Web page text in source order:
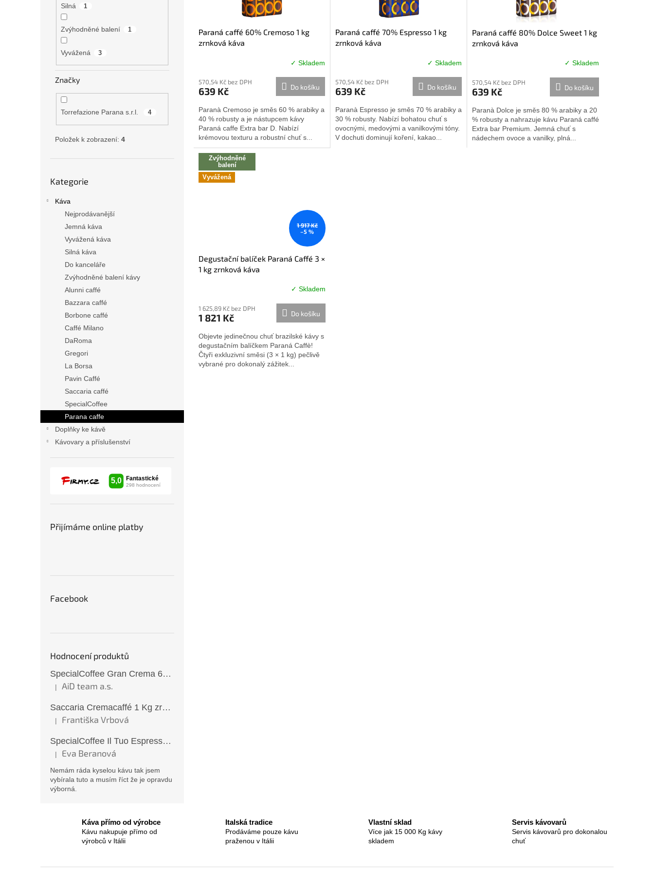
Silná 1
Zvýhodněné balení 1
Vyvážená 3
Značky
Torrefazione Parana s.r.l. 4
Položek k zobrazení: 4
kategorie
Kategorie
Káva
Nejprodávanější
Jemná káva
Vyvážená káva
Silná káva
Do kanceláře
Zvýhodněné balení kávy
Alunni caffé
Bazzara caffé
Borbone caffé
Caffé Milano
DaRoma
Gregori
La Borsa
Pavin Caffé
Saccaria caffé
SpecialCoffee
Parana caffe
Doplňky ke kávě
Kávovary a příslušenství
Přijímáme online platby
Facebook
Hodnocení produktů
SpecialCoffee Gran Crema 6x1 Kg zrnková káva
Hodnocení produktu je 5 z 5 hvězdiček.
| AiD team a.s.
Saccaria Cremacaffé 1 Kg zrnková káva
Hodnocení produktu je 5 z 5 hvězdiček.
| Františka Vrbová
SpecialCoffee Il Tuo Espresso 1 Kg zrnková káva
Hodnocení produktu je 5 z 5 hvězdiček.
| Eva Beranová
Nemám ráda kyselou kávu tak jsem
vybírala tuto a musím říct že je opravdu
výborná.
Paraná caffé 60% Cremoso 1 kg
zrnková káva
✓ Skladem
570,54 Kč bez DPH
639 Kč Do košíku
Paranà Cremoso je směs 60 % arabiky a
40 % robusty a je nástupcem kávy
Paraná caffe Extra bar D. Nabízí
krémovou texturu a robustní chuť s...
Paraná caffé 70% Espresso 1 kg
zrnková káva
produktu
je
z
5
hvězdiček.
✓ Skladem
570,54 Kč bez DPH
639 Kč Do košíku
Paranà Espresso je směs 70 % arabiky a
30 % robusty. Nabízí bohatou chuť s
ovocnými, medovými a vanilkovými tóny.
V dochuti dominují koření, kakao...
Paraná caffé 80% Dolce Sweet 1 kg
zrnková káva
✓ Skladem
570,54 Kč bez DPH
639 Kč Do košíku
Paranà Dolce je směs 80 % arabiky a 20
% robusty a nahrazuje kávu Paraná caffé
Extra bar Premium. Jemná chuť s
nádechem ovoce a vanilky, plná...
Zvýhodněné
balení
Vyvážená
1 917 Kč
–5 %
Degustační balíček Paraná Caffé 3 ×
1 kg zrnková káva
✓ Skladem
1 625,89 Kč bez DPH
1 821 Kč Do košíku
Objevte jedinečnou chuť brazilské kávy s
degustačním balíčkem Paraná Caffè!
Čtyři exkluzivní směsi (3 × 1 kg) pečlivě
vybrané pro dokonalý zážitek...
Káva přímo od výrobce
Kávu nakupuje přímo od
výrobců v Itálii
Italská tradice
Prodáváme pouze kávu
praženou v Itálii
Vlastní sklad
Více jak 15 000 Kg kávy
skladem
Servis kávovarů
Servis kávovarů pro dokonalou
chuť